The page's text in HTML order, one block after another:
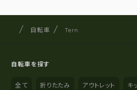
サイト内の現在地
サイクルショップナカゴヤ
自転車 Tern
自転車を探す
全て 折りたたみ アウトレット キ